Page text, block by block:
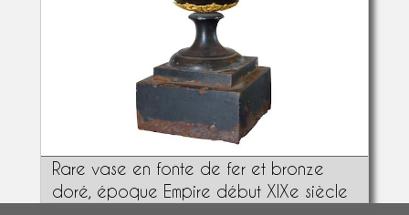
Rare vase en fonte de fer et bronze
doré, époque Empire début XIXe siècle